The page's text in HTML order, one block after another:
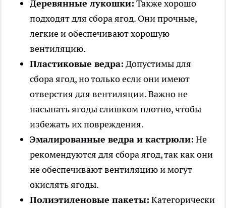
Деревянные лукошки: Также хорошо
подходят для сбора ягод. Они прочные,
легкие и обеспечивают хорошую
вентиляцию.
Пластиковые ведра: Допустимы для
сбора ягод, но только если они имеют
отверстия для вентиляции. Важно не
насыпать ягоды слишком плотно, чтобы
избежать их повреждения.
Эмалированные ведра и кастрюли: Не
рекомендуются для сбора ягод, так как они
не обеспечивают вентиляцию и могут
окислять ягоды.
Полиэтиленовые пакеты: Категорически